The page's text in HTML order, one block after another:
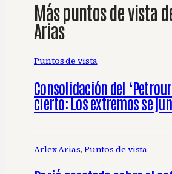
Más puntos de vista
Arias
Puntos de vista
Consolidación del
cierto: Los extremos se
Arlex Arias, Puntos de vista